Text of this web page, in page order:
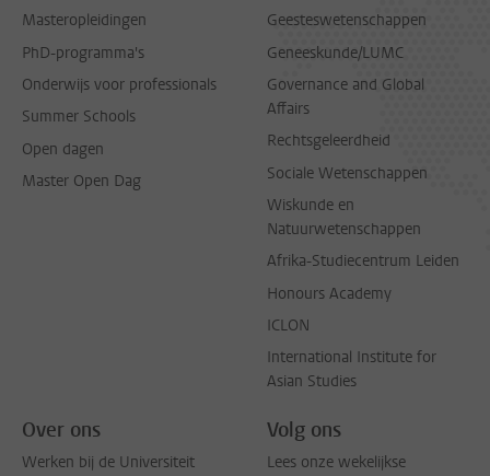
Masteropleidingen
PhD-programma's
Onderwijs voor professionals
Summer Schools
Open dagen
Master Open Dag
Geesteswetenschappen
Geneeskunde/LUMC
Governance and Global
Affairs
Rechtsgeleerdheid
Sociale Wetenschappen
Wiskunde en
Natuurwetenschappen
Afrika-Studiecentrum Leiden
Honours Academy
ICLON
International Institute for
Asian Studies
Over ons
Werken bij de Universiteit
Volg ons
Lees onze wekelijkse